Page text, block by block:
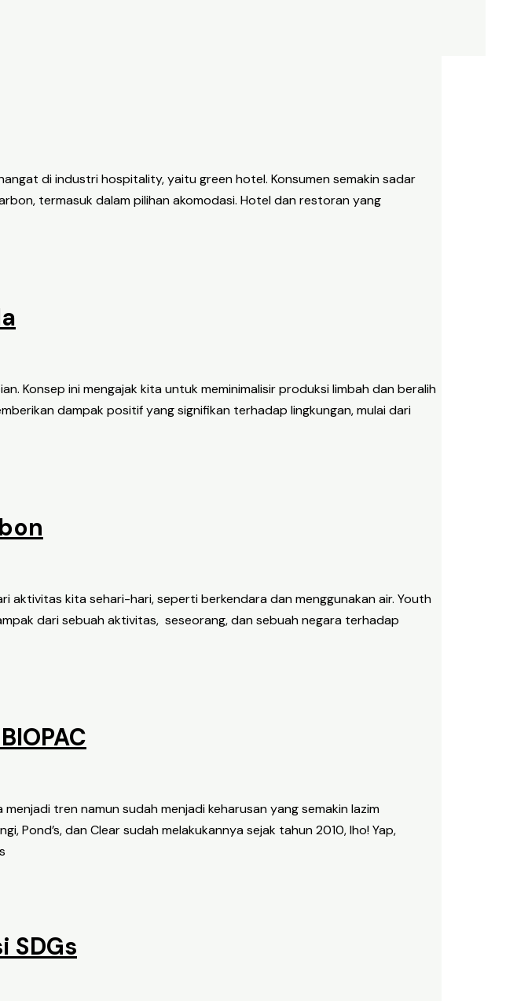
di industri hospitality, yaitu green hotel. Konsumen semakin sadar
termasuk dalam pilihan akomodasi. Hotel dan restoran yang
Konsep ini mengajak kita untuk meminimalisir produksi limbah dan beralih
dampak positif yang signifikan terhadap lingkungan, mulai dari
kita sehari-hari, seperti berkendara dan menggunakan air. Youth
dari sebuah aktivitas, seseorang, dan sebuah negara terhadap
tren namun sudah menjadi keharusan yang semakin lazim
dan Clear sudah melakukannya sejak tahun 2010, lho! Yap,
SDGs